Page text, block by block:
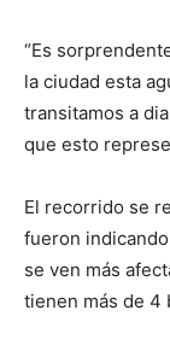
“Es
la ciudad esta
transitamos a
que esto
El recorrido se
fueron
se ven más
tienen más de 4